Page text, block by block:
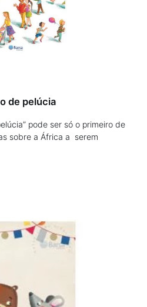
de pelúcia
pode ser só o primeiro de
sobre a África a serem